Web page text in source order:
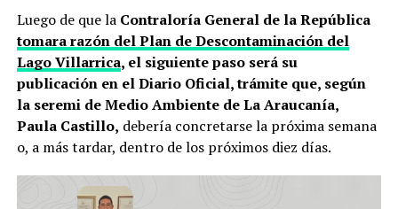
Luego de que la Contraloría General de la República
tomara razón del Plan de Descontaminación del
Lago Villarrica, el siguiente paso será su
publicación en el Diario Oficial, trámite que, según
la seremi de Medio Ambiente de La Araucanía,
Paula Castillo, debería concretarse la próxima semana
o, a más tardar, dentro de los próximos diez días.